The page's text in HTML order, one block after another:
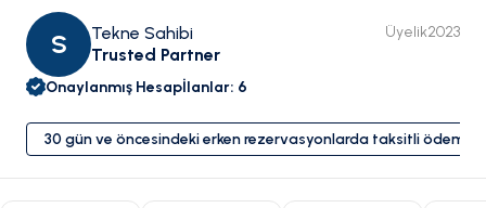
S
Tekne Sahibi
Trusted Partner
Üyelik2023
Onaylanmış Hesapİlanlar: 6
30 gün ve öncesindeki erken rezervasyonlarda taksitli ödeme